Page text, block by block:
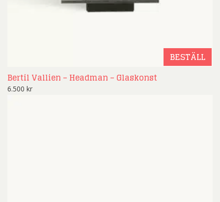
BESTÄLL
Bertil Vallien – Headman – Glaskonst
6.500 kr